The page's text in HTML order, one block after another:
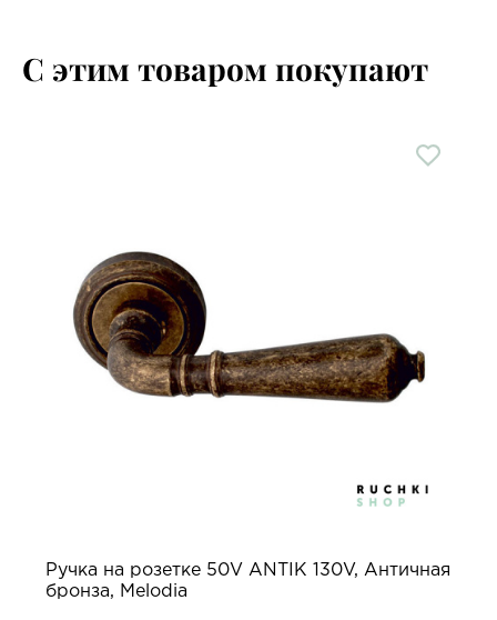
С этим товаром покупают
Ручка на розетке 50V ANTIK 130V, Античная
бронза, Melodia